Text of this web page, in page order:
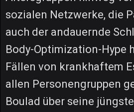
sozialen Netzwerke, die
auch der andauernde
Body-Optimization-Hype
Fällen von krankhaftem
allen Personengruppen
Boulad über seine